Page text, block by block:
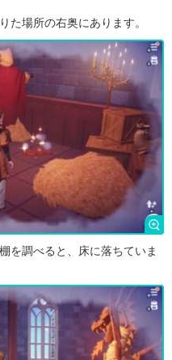
た場所の右奥にあります。
を調べると、床に落ちていま